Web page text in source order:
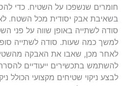
חומרים שנשפכו על השטיח. כדי
בשאיבת אבק יסודית מכל השטח.
סודה לשתייה באופן שווה על פני
למשך כמה שעות. סודה לשתייה
לאחר מכן, שאבו את האבקה
להשתמש בתכשירים ייעודיים
לבצע ניקוי שטיחים מקצועי הכולל